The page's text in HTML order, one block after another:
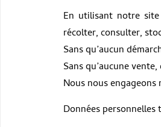
En utilisant notre
récolter, consulter,
Sans qu’aucun
Sans qu’aucune
Nous nous
Données